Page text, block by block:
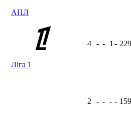
АПЛ
Ліга 1
4 - - 1 -
2 - - - -